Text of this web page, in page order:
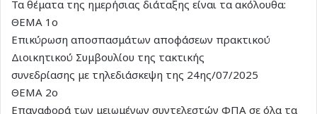
Τα θέματα της ημερήσιας διάταξης είναι τα ακόλουθα:
ΘΕΜΑ 1ο
Επικύρωση αποσπασμάτων αποφάσεων πρακτικού
Διοικητικού Συμβουλίου της τακτικής
συνεδρίασης με τηλεδιάσκεψη της 24ης/07/2025
ΘΕΜΑ 2ο
Επαναφορά των μειωμένων συντελεστών ΦΠΑ σε όλα τα